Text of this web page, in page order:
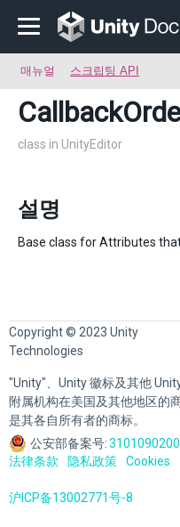
매뉴얼 스크립팅 API
class in UnityEditor
설명
Base class for Attributes
Copyright © 2023 Unity
Technologies
"Unity"、Unity 徽标及其他
附属机构在美国及其他地区的
是其各自所有者的商标。
公安部备案号:
法律条款
隐私政策 Cookies
沪ICP备13002771号-8